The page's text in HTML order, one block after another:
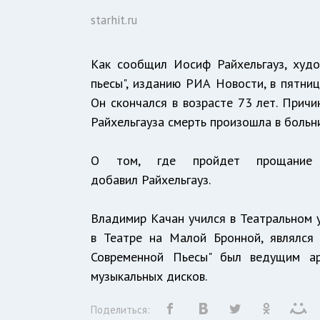
starhit.ru
Как сообщил Иосиф Райхельгауз,
пьесы", изданию РИА Новости, в
Он скончался в возрасте 73 лет.
Райхельгауза смерть произошла в
О том, где пройдет прощание
добавил Райхельгауз.
Владимир Качан учился в
в Театре на Малой Бронной,
Современной Пьесы" был ведущим
музыкальных дисков.
Поделиться: